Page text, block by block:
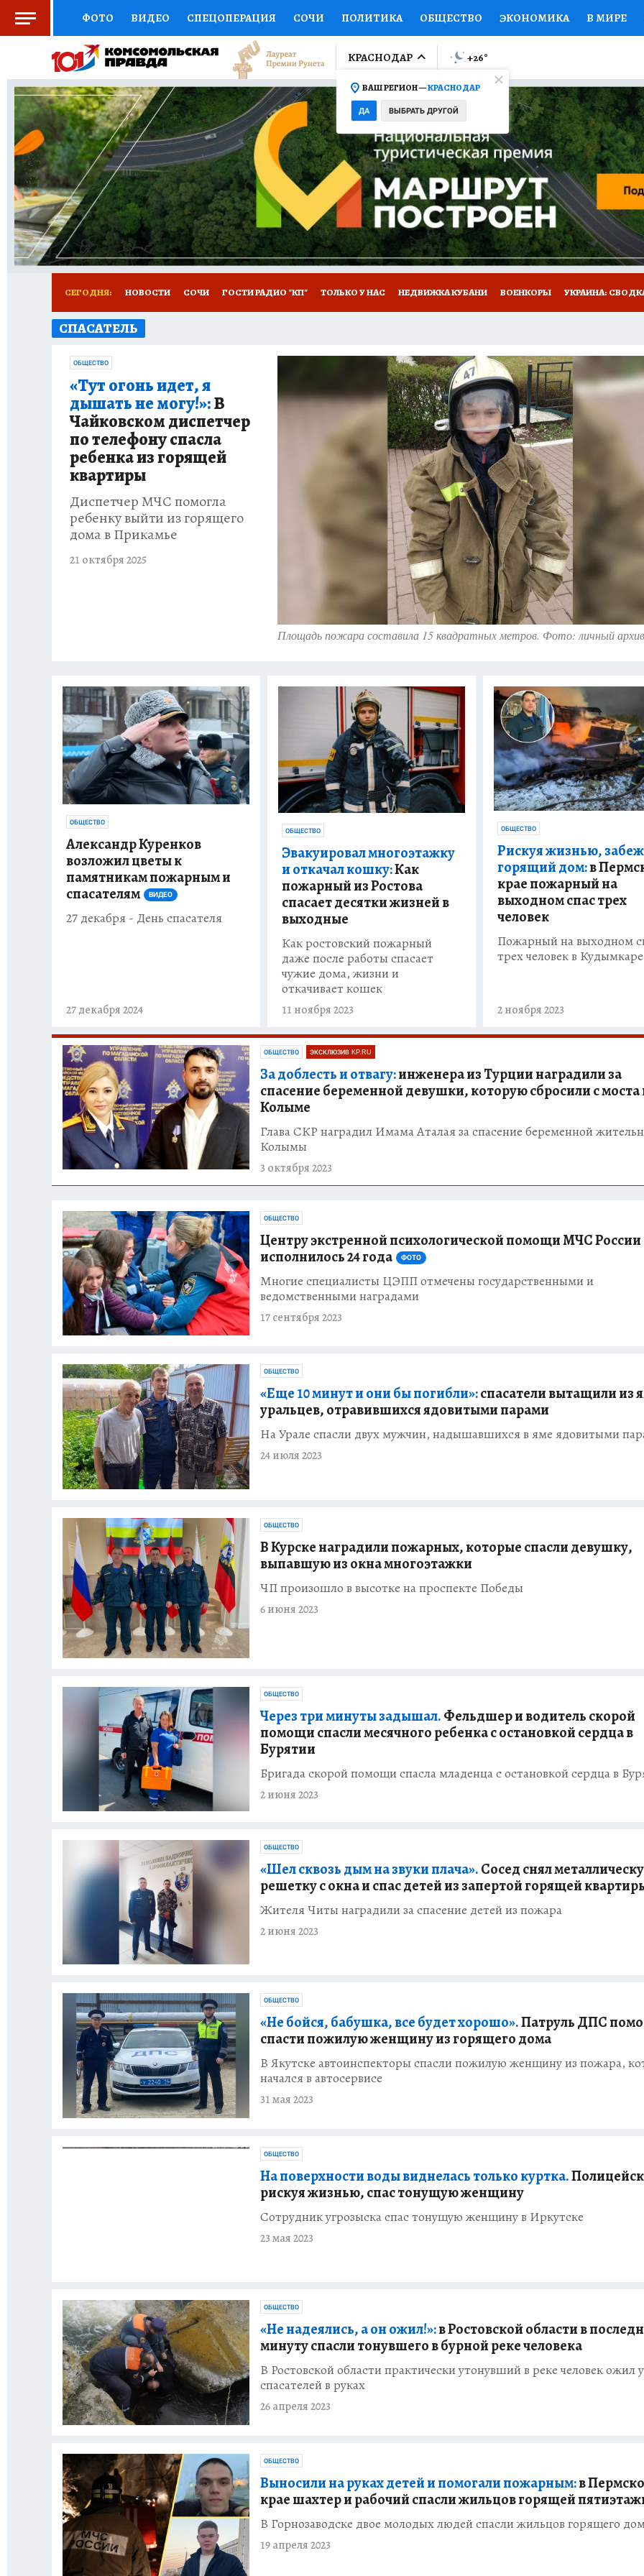
ФОТО ВИДЕО СПЕЦОПЕРАЦИЯ СОЧИ ПОЛИТИКА ОБЩЕСТВО ЭКОНОМИКА В МИРЕ
СОЦПОДДЕРЖКА НАУКА СПОРТ КОЛУМНИСТЫ ПРОИСШЕСТВИЯ НАЦИОНАЛЬНЫЕ
ВЫБОР ЭКСПЕРТОВ ДОКТОР ФИНАНСЫ ОТКРЫВАЕМ МИР Я ЗНАЮ СЕМЬЯ ЖЕНСКИЕ
КНИЖНАЯ ПОЛКА ПРОГНОЗЫ НА СПОРТ ПРОМОКОДЫ СЕРИАЛЫ СПЕЦПРОЕКТЫ
ПРЕСС-ЦЕНТР НЕДВИЖИМОСТЬ ТЕЛЕВИЗОР КОЛЛЕКЦИИ КОНКУРСЫ РАБОТА У НАС
ВСЕ О КП РАДИО КП ТЕСТЫ НОВОЕ НА САЙТЕ
КРАСНОДАР
ВАШ РЕГИОН —КРАСНОДАР
ДА ВЫБРАТЬ ДРУГОЙ
+26°
СЕГОДНЯ: НОВОСТИ СОЧИ ГОСТИ РАДИО "КП" ТОЛЬКО У НАС НЕДВИЖКА КУБАНИ ВОЕНКОРЫ УКРАИНА:
ОТДЫХ В РОССИИ
СПАСАТЕЛЬ
Площадь пожара составила 15 квадратных метров. Фото: личный
ОБЩЕСТВО
«Тут огонь идет, я
дышать не могу!»:В
Чайковском диспетчер
по телефону спасла
ребенка из горящей
квартиры
Диспетчер МЧС помогла
ребенку выйти из горящего
дома в Прикамье
21 октября 2025
ОБЩЕСТВО
Александр Куренков
возложил цветы к
памятникам пожарным и
спасателям
ВИДЕО
27 декабря - День спасателя
27 декабря 2024
ОБЩЕСТВО
Эвакуировал многоэтажку
и откачал кошку:Как
пожарный из Ростова
спасает десятки жизней в
выходные
Как ростовский пожарный
даже после работы спасает
чужие дома, жизни и
откачивает кошек
11 ноября 2023
ОБЩЕСТВО
Рискуя жизнью,
горящий дом:в
крае пожарный на
выходном спас трех
человек
Пожарный на выходном
трех человек в Кудымкаре
2 ноября 2023
ОБЩЕСТВО ЭКСКЛЮЗИВ KP.RU
За доблесть и отвагу:инженера из Турции наградили за
спасение беременной девушки, которую сбросили с моста
Колыме
Глава СКР наградил Имама Аталая за спасение беременной
Колымы
3 октября 2023
ОБЩЕСТВО
Центру экстренной психологической помощи МЧС России
исполнилось 24 года
ФОТО
Многие специалисты ЦЭПП отмечены государственными и
ведомственными наградами
17 сентября 2023
ОБЩЕСТВО
«Еще 10 минут и они бы погибли»:спасатели вытащили из
уральцев, отравившихся ядовитыми парами
На Урале спасли двух мужчин, надышавшихся в яме ядовитыми
24 июля 2023
ОБЩЕСТВО
В Курске наградили пожарных, которые спасли девушку,
выпавшую из окна многоэтажки
ЧП произошло в высотке на проспекте Победы
6 июня 2023
ОБЩЕСТВО
Через три минуты задышал.Фельдшер и водитель скорой
помощи спасли месячного ребенка с остановкой сердца в
Бурятии
Бригада скорой помощи спасла младенца с остановкой сердца в
2 июня 2023
ОБЩЕСТВО
«Шел сквозь дым на звуки плача».Сосед снял
решетку с окна и спас детей из запертой горящей
Жителя Читы наградили за спасение детей из пожара
2 июня 2023
ОБЩЕСТВО
«Не бойся, бабушка, все будет хорошо».Патруль ДПС
спасти пожилую женщину из горящего дома
В Якутске автоинспекторы спасли пожилую женщину из пожара,
начался в автосервисе
31 мая 2023
ОБЩЕСТВО
На поверхности воды виднелась только куртка.
рискуя жизнью, спас тонущую женщину
Сотрудник угрозыска спас тонущую женщину в Иркутске
23 мая 2023
ОБЩЕСТВО
«Не надеялись, а он ожил!»:в Ростовской области в
минуту спасли тонувшего в бурной реке человека
В Ростовской области практически утонувший в реке человек ожил у
спасателей в руках
26 апреля 2023
ОБЩЕСТВО
Выносили на руках детей и помогали пожарным:в
крае шахтер и рабочий спасли жильцов горящей
В Горнозаводске двое молодых людей спасли жильцов горящего
19 апреля 2023